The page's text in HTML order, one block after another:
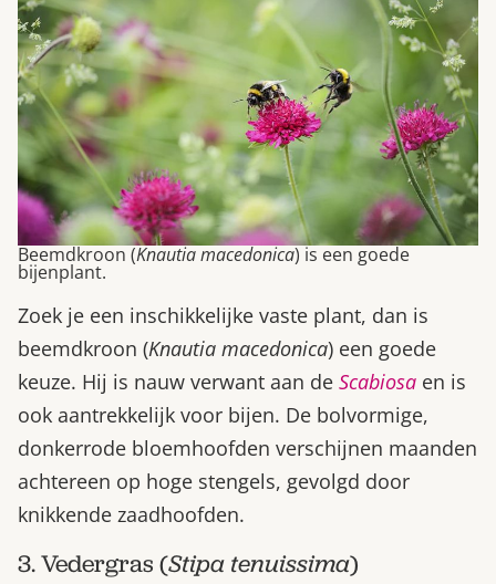
Beemdkroon (Knautia macedonica) is een goede
bijenplant.
Zoek je een inschikkelijke vaste plant, dan is
beemdkroon (Knautia macedonica) een goede
keuze. Hij is nauw verwant aan de Scabiosa en is
ook aantrekkelijk voor bijen. De bolvormige,
donkerrode bloemhoofden verschijnen maanden
achtereen op hoge stengels, gevolgd door
knikkende zaadhoofden.
3. Vedergras (Stipa tenuissima)